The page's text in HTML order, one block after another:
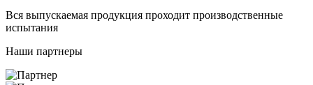
Вся выпускаемая продукция проходит производственные
испытания
Наши партнеры